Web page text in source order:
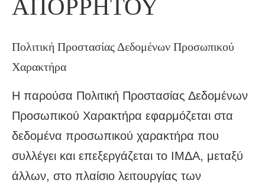
ΑΠΟΡΡΗΤΟΥ
Πολιτική Προστασίας Δεδομένων Προσωπικού
Χαρακτήρα
Η παρούσα Πολιτική Προστασίας Δεδομένων
Προσωπικού Χαρακτήρα εφαρμόζεται στα
δεδομένα προσωπικού χαρακτήρα που
συλλέγει και επεξεργάζεται το ΙΜΔΑ, μεταξύ
άλλων, στο πλαίσιο λειτουργίας των